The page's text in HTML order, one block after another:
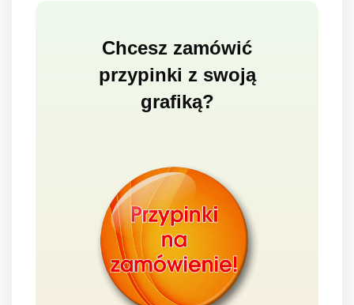
Chcesz zamówić
przypinki z swoją
grafiką?